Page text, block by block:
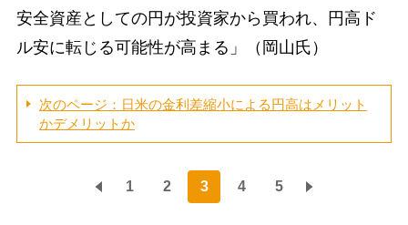
安全資産としての円が投資家から買われ、円高ド
ル安に転じる可能性が高まる」（岡山氏）
次のページ：日米の金利差縮小による円高はメリット
かデメリットか
1 2 3 4 5